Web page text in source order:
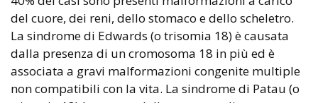
del cuore, dei reni, dello stomaco e dello scheletro.
La sindrome di Edwards (o trisomia 18) è causata
dalla presenza di un cromosoma 18 in più ed è
associata a gravi malformazioni congenite multiple
non compatibili con la vita. La sindrome di Patau (o